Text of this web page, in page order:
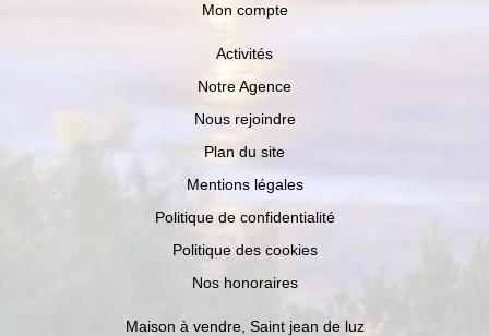
Mon compte
Activités
Notre Agence
Nous rejoindre
Plan du site
Mentions légales
Politique de confidentialité
Politique des cookies
Nos honoraires
Maison à vendre, Saint jean de luz